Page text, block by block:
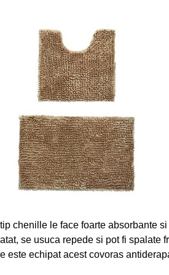
tip chenille le face foarte absorbante
se usuca repede si pot fi spalate
este echipat acest covoras